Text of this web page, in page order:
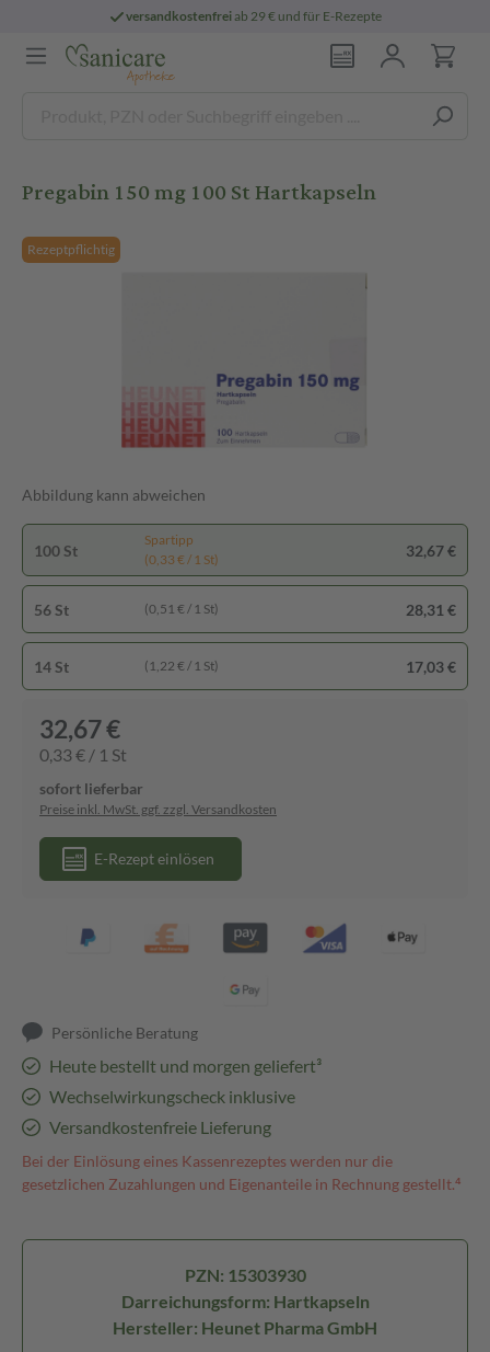
versandkostenfreiab 29 € und für E-Rezepte
Pregabin 150 mg 100 St Hartkapseln
Rezeptpflichtig
Abbildung kann abweichen
100 St
Spartipp
(0,33 € / 1 St)
32,67 €
56 St (0,51 € / 1 St) 28,31 €
14 St (1,22 € / 1 St) 17,03 €
32,67 €
0,33 € / 1 St
sofort lieferbar
Preise inkl. MwSt. ggf. zzgl. Versandkosten
E-Rezept einlösen
Persönliche Beratung
Heute bestellt und morgen geliefert³
Wechselwirkungscheck inklusive
Versandkostenfreie Lieferung
Bei der Einlösung eines Kassenrezeptes werden nur die
gesetzlichen Zuzahlungen und Eigenanteile in Rechnung gestellt.⁴
PZN: 15303930
Darreichungsform: Hartkapseln
Hersteller: Heunet Pharma GmbH